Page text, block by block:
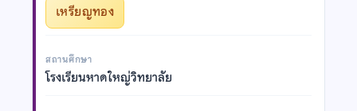
เหรียญทอง
สถานศึกษา
โรงเรียนหาดใหญ่วิทยาลัย